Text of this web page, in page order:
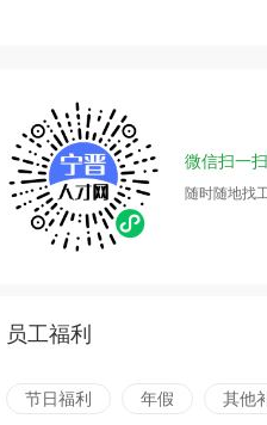
微信扫一扫
随时随地找
员工福利
节日福利 年假 其他